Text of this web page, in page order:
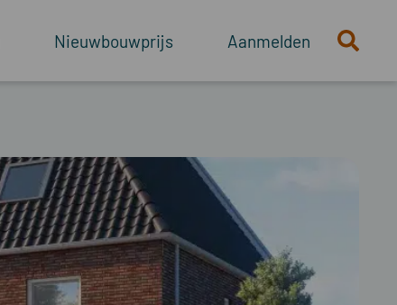
Nieuwbouwprijs Aanmelden